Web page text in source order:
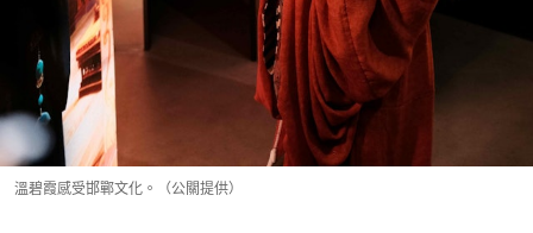
溫碧霞感受邯鄲文化。（公關提供）